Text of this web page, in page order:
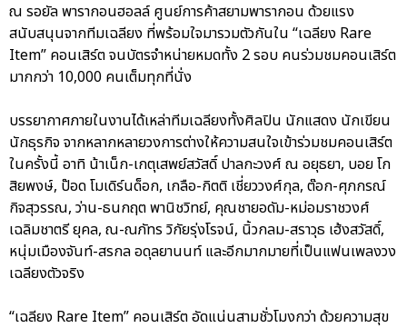
ณ รอยัล พารากอนฮอลล์ ศูนย์การค้าสยามพารากอน ด้วยแรง
สนับสนุนจากทีมเฉลียง ที่พร้อมใจมารวมตัวกันใน “เฉลียง Rare
Item” คอนเสิร์ต จนบัตรจำหน่ายหมดทั้ง 2 รอบ คนร่วมชมคอนเสิร์ต
มากกว่า 10,000 คนเต็มทุกที่นั่ง
บรรยากาศภายในงานได้เหล่าทีมเฉลียงทั้งศิลปิน นักแสดง นักเขียน
นักธุรกิจ จากหลากหลายวงการต่างให้ความสนใจเข้าร่วมชมคอนเสิร์ต
ในครั้งนี้ อาทิ น้าเน็ก-เกตุเสพย์สวัสดิ์ ปาลกะวงศ์ ณ อยุธยา, บอย โก
สิยพงษ์, ป๊อด โมเดิร์นด็อก, เกลือ-กิตติ เชี่ยววงศ์กุล, ต๊อก-ศุภกรณ์
กิจสุวรรณ, ว่าน-ธนกฤต พานิชวิทย์, คุณชายอดัม-หม่อมราชวงศ์
เฉลิมชาตรี ยุคล, ณ-ณภัทร วิกัยรุ่งโรจน์, นิ้วกลม-สราวุธ เฮ้งสวัสดิ์,
หนุ่มเมืองจันท์-สรกล อดุลยานนท์ และอีกมากมายที่เป็นแฟนเพลงวง
เฉลียงตัวจริง
“เฉลียง Rare Item” คอนเสิร์ต อัดแน่นสามชั่วโมงกว่า ด้วยความสุข